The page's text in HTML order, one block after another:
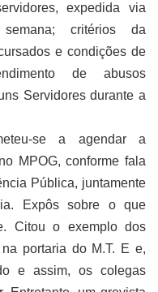
expedida via
critérios da
e condições de
de abusos
Servidores durante a
se a agendar a
MPOG, conforme fala
Pública, juntamente
Expôs sobre o que
Citou o exemplo dos
portaria do M.T. E e,
e assim, os colegas